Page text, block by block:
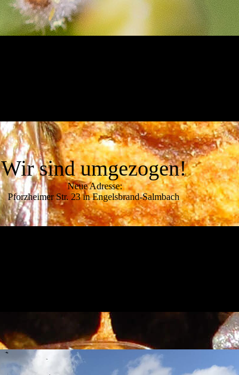
Wir sind umgezogen!
Neue Adresse:
Pforzheimer Str. 23 in Engelsbrand-Salmbach